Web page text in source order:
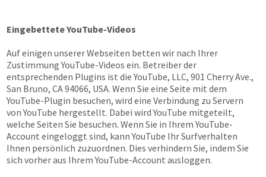
Eingebettete YouTube-Videos
Auf einigen unserer Webseiten betten wir nach Ihrer
Zustimmung YouTube-Videos ein. Betreiber der
entsprechenden Plugins ist die YouTube, LLC, 901 Cherry Ave.,
San Bruno, CA 94066, USA. Wenn Sie eine Seite mit dem
YouTube-Plugin besuchen, wird eine Verbindung zu Servern
von YouTube hergestellt. Dabei wird YouTube mitgeteilt,
welche Seiten Sie besuchen. Wenn Sie in Ihrem YouTube-
Account eingeloggt sind, kann YouTube Ihr Surfverhalten
Ihnen persönlich zuzuordnen. Dies verhindern Sie, indem Sie
sich vorher aus Ihrem YouTube-Account ausloggen.